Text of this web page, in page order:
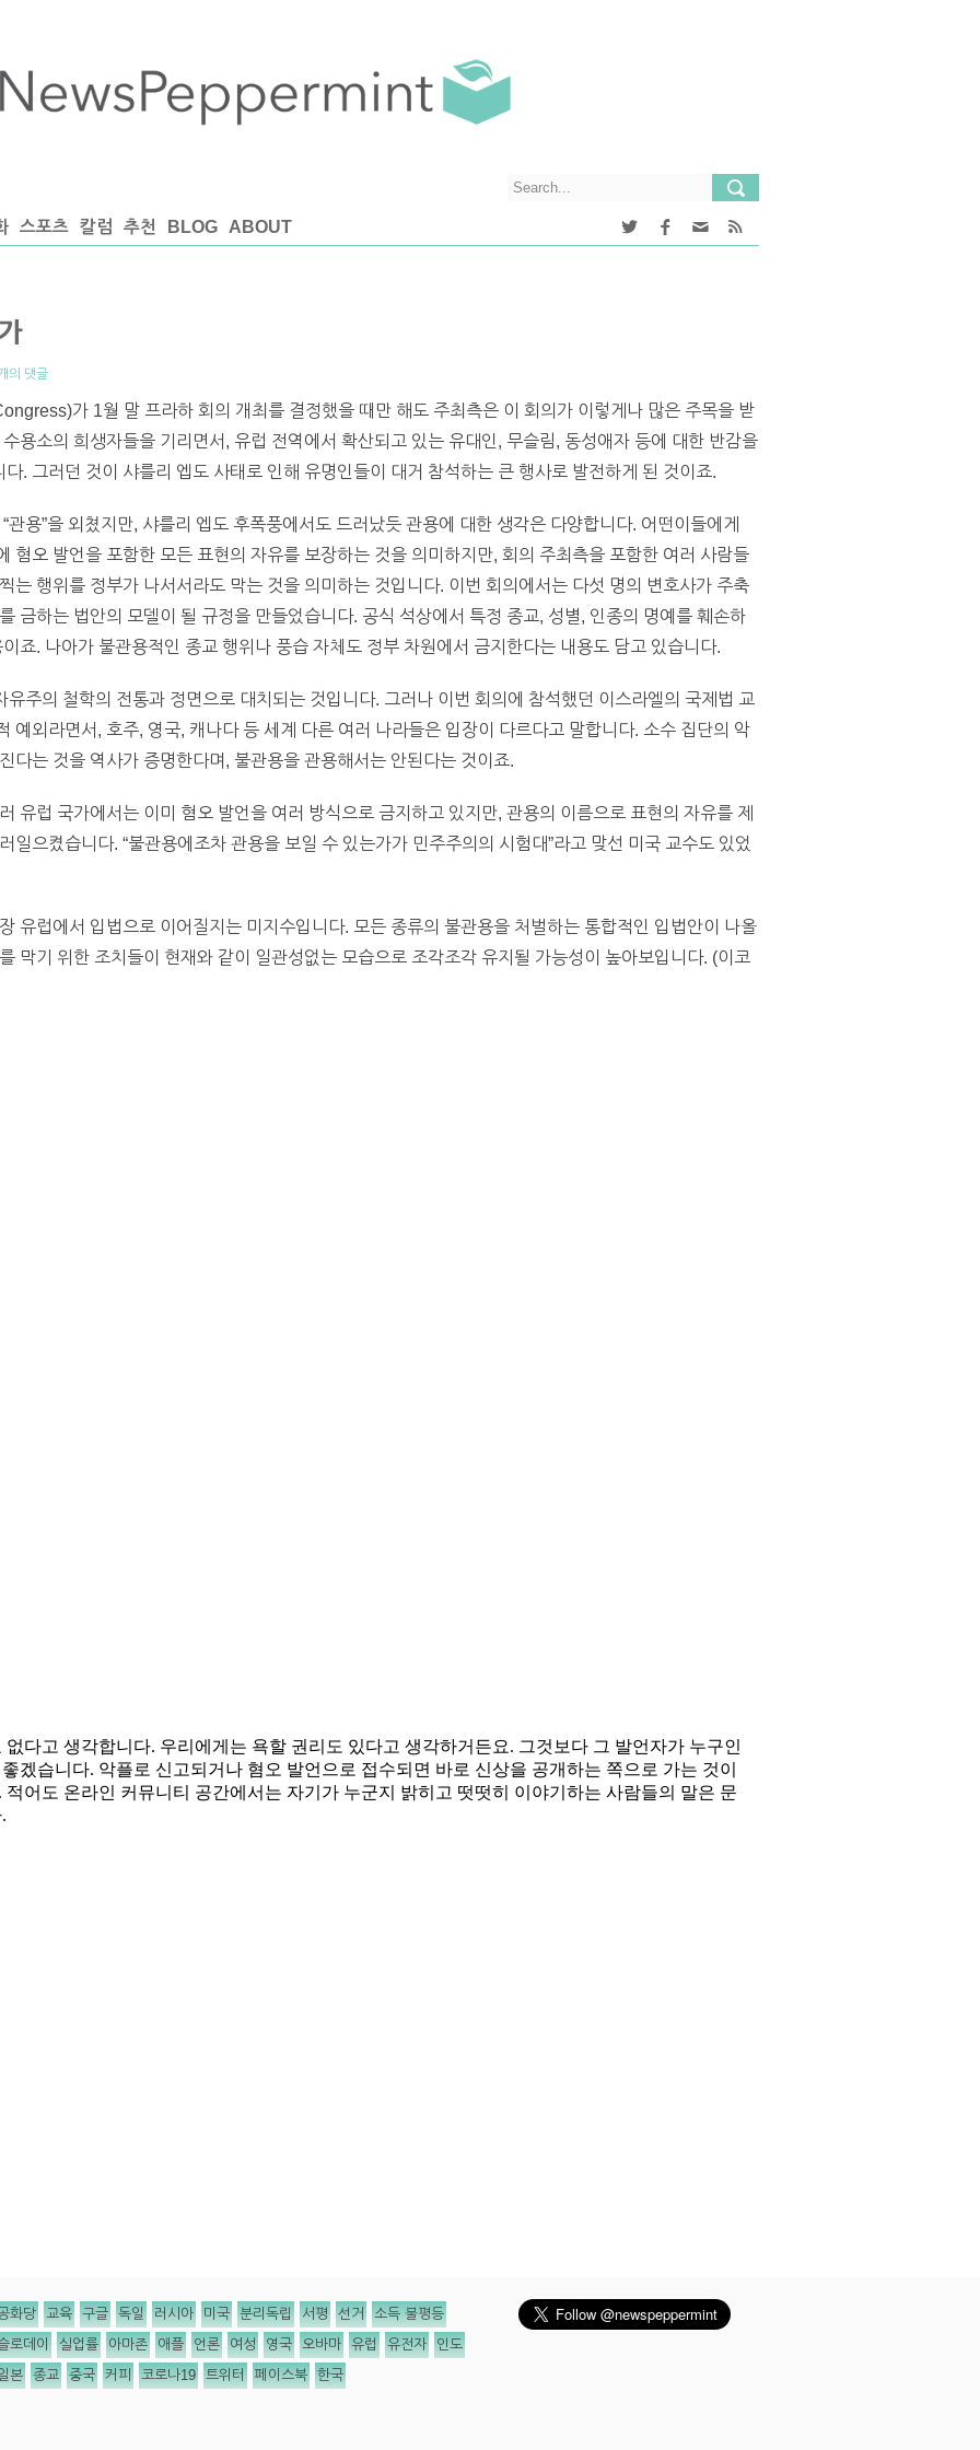
스포츠 칼럼 추천 BLOG ABOUT
의 댓글
가 1월 말 프라하 회의 개최를 결정했을 때만 해도 주최측은 이 회의가 이렇게나 많은 주목을 받
용소의 희생자들을 기리면서, 유럽 전역에서 확산되고 있는 유대인, 무슬림, 동성애자 등에 대한 반감을
. 그러던 것이 샤를리 엡도 사태로 인해 유명인들이 대거 참석하는 큰 행사로 발전하게 된 것이죠.
관용”을 외쳤지만, 샤를리 엡도 후폭풍에서도 드러났듯 관용에 대한 생각은 다양합니다. 어떤이들에게
혐오 발언을 포함한 모든 표현의 자유를 보장하는 것을 의미하지만, 회의 주최측을 포함한 여러 사람들
는 행위를 정부가 나서서라도 막는 것을 의미하는 것입니다. 이번 회의에서는 다섯 명의 변호사가 주축
금하는 법안의 모델이 될 규정을 만들었습니다. 공식 석상에서 특정 종교, 성별, 인종의 명예를 훼손하
죠. 나아가 불관용적인 종교 행위나 풍습 자체도 정부 차원에서 금지한다는 내용도 담고 있습니다.
유주의 철학의 전통과 정면으로 대치되는 것입니다. 그러나 이번 회의에 참석했던 이스라엘의 국제법 교
예외라면서, 호주, 영국, 캐나다 등 세계 다른 여러 나라들은 입장이 다르다고 말합니다. 소수 집단의 악
다는 것을 역사가 증명한다며, 불관용을 관용해서는 안된다는 것이죠.
유럽 국가에서는 이미 혐오 발언을 여러 방식으로 금지하고 있지만, 관용의 이름으로 표현의 자유를 제
일으켰습니다. “불관용에조차 관용을 보일 수 있는가가 민주주의의 시험대”라고 맞선 미국 교수도 있었
유럽에서 입법으로 이어질지는 미지수입니다. 모든 종류의 불관용을 처벌하는 통합적인 입법안이 나올
막기 위한 조치들이 현재와 같이 일관성없는 모습으로 조각조각 유지될 가능성이 높아보입니다. (이코
화당 교육 구글 독일 러시아 미국 분리독립 서평 선거 소득 불평등
로데이 실업률 아마존 애플 언론 여성 영국 오바마 유럽 유전자 인도
본 종교 중국 커피 코로나19 트위터 페이스북 한국